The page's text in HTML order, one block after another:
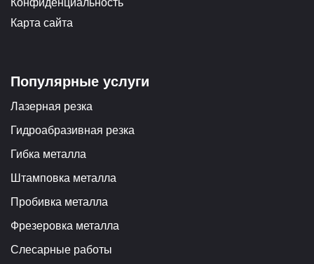
Конфиденциальность
Карта сайта
Популярные услуги
Лазерная резка
Гидроабразивная резка
Гибка металла
Штамповка металла
Пробивка металла
Фрезеровка металла
Слесарные работы